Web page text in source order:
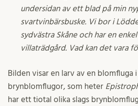
undersidan av ett blad på min
svartvinbärsbuske. Vi bor i
sydvästra Skåne och har en
villaträdgård. Vad kan det vara
Bilden visar en larv av en blomfluga
brynblomflugor, som heter
har ett tiotal olika slags